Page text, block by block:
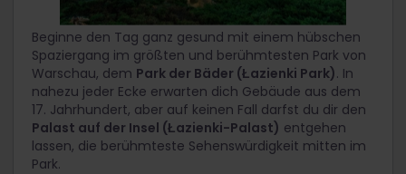
Beginne den Tag ganz gesund mit einem hübschen
Spaziergang im größten und berühmtesten Park von
Warschau, dem Park der Bäder (Łazienki Park). In
nahezu jeder Ecke erwarten dich Gebäude aus dem
17. Jahrhundert, aber auf keinen Fall darfst du dir den
Palast auf der Insel (Łazienki-Palast) entgehen
lassen, die berühmteste Sehenswürdigkeit mitten im
Park.